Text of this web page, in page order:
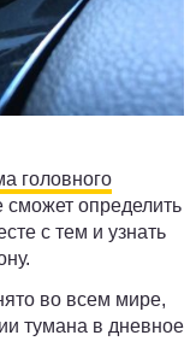
головного
сможет определить
с тем и узнать
во всем мире,
тумана в дневное